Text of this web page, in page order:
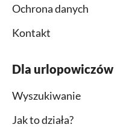
Ochrona danych
Kontakt
Dla urlopowiczów
Wyszukiwanie
Jak to działa?